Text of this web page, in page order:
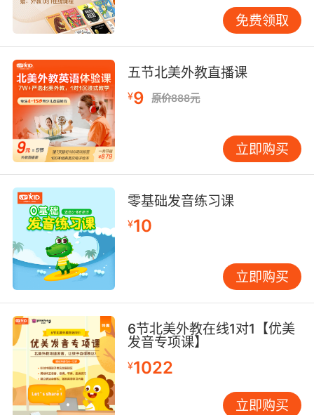
10. It can describe the biosphere of the entire
planet, or the microbial community living on
the skin of a spider.
它可以用来概括整个地球的生物圈 或者生活在某
只蜘蛛皮肤上的微生物群落
免费领取
五节北美外教直播课
¥9 原价888元
立即购买
零基础发音练习课
¥10
立即购买
6节北美外教在线1对1【优美
发音专项课】
¥1022
立即购买